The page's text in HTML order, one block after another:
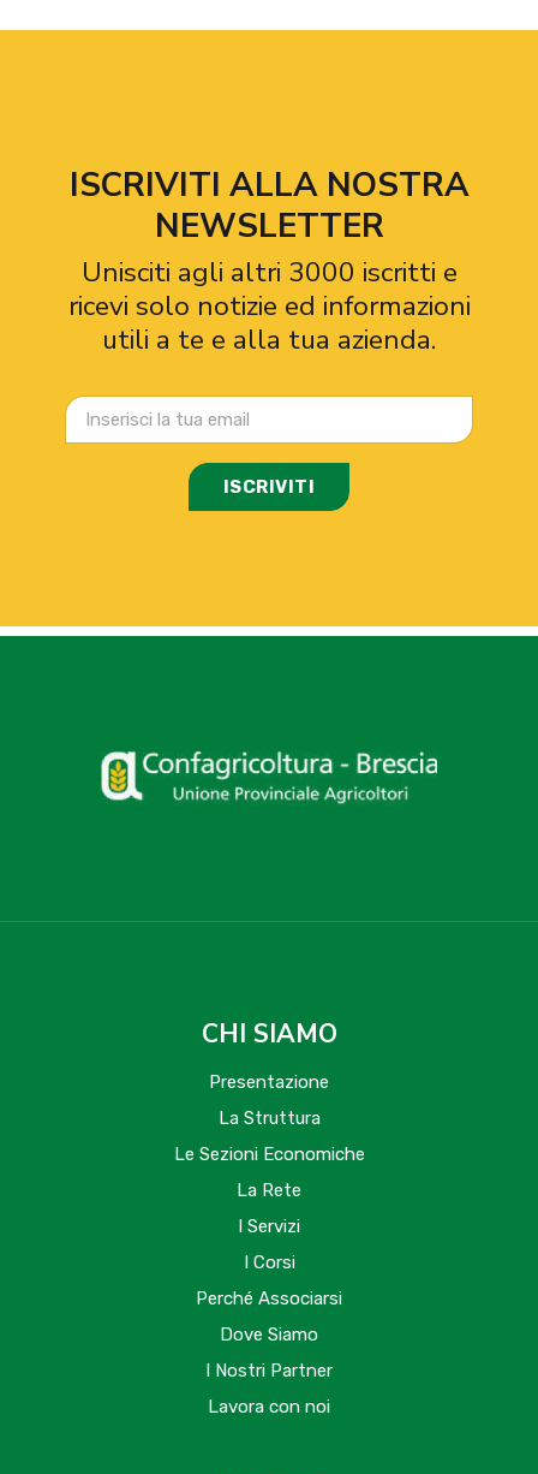
ISCRIVITI ALLA NOSTRA
NEWSLETTER
Unisciti agli altri 3000 iscritti e
ricevi solo notizie ed informazioni
utili a te e alla tua azienda.
ISCRIVITI
CHI SIAMO
Presentazione
La Struttura
Le Sezioni Economiche
La Rete
I Servizi
I Corsi
Perché Associarsi
Dove Siamo
I Nostri Partner
Lavora con noi